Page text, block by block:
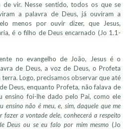
de vir. Nesse sentido, todos os que se
a palavra de Deus, já ouviram a
menos por ouvir dizer, que Jesus,
é o filho de Deus encarnado (Jo 1.1-
no evangelho de João, Jesus é o
de Deus, a voz de Deus, o Profeta
Logo, precisamos observar que até
Deus, enquanto Profeta, não falava de
ensino foi-lhe dado pelo Pai, como ele
ensino não é meu, e, sim, daquele que me
fazer a vontade dele, conhecerá a respeito
Deus ou se eu falo por mim mesmo(Jo